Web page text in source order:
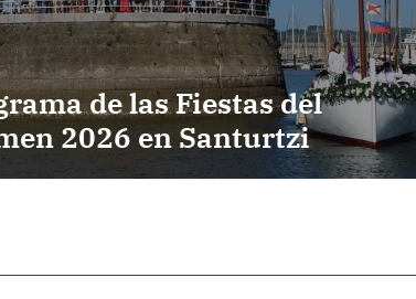
de las Fiestas del
2026 en Santurtzi